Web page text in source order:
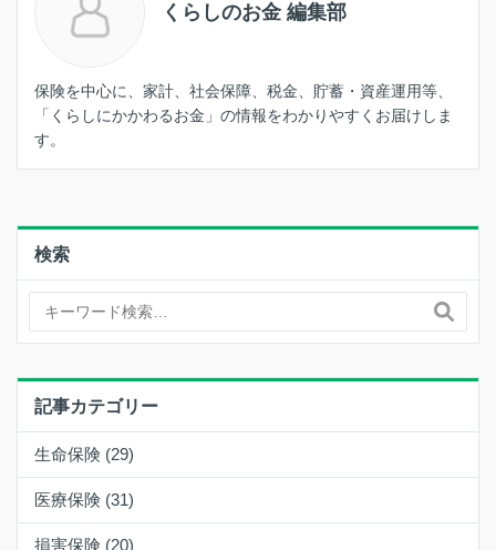
くらしのお金 編集部
保険を中心に、家計、社会保障、税金、貯蓄・資産運用等、
「くらしにかかわるお金」の情報をわかりやすくお届けしま
す。
検索
記事カテゴリー
生命保険 (29)
医療保険 (31)
損害保険 (20)